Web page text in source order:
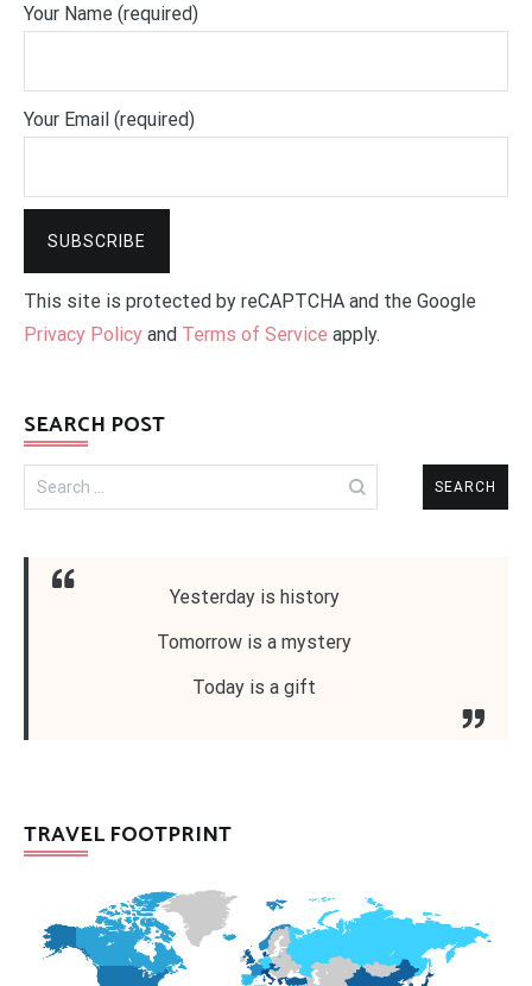
Your Name (required)
Your Email (required)
This site is protected by reCAPTCHA and the Google
Privacy Policy and Terms of Service apply.
SEARCH POST
for:
Yesterday is history
Tomorrow is a mystery
Today is a gift
TRAVEL FOOTPRINT